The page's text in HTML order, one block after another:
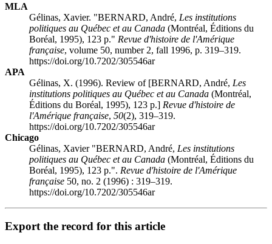
MLA
Gélinas, Xavier. "BERNARD, André, Les institutions
politiques au Québec et au Canada (Montréal, Éditions du
Boréal, 1995), 123 p." Revue d'histoire de l'Amérique
française, volume 50, number 2, fall 1996, p. 319–319.
https://doi.org/10.7202/305546ar
APA
Gélinas, X. (1996). Review of [BERNARD, André, Les
institutions politiques au Québec et au Canada (Montréal,
Éditions du Boréal, 1995), 123 p.] Revue d'histoire de
l'Amérique française, 50(2), 319–319.
https://doi.org/10.7202/305546ar
Chicago
Gélinas, Xavier "BERNARD, André, Les institutions
politiques au Québec et au Canada (Montréal, Éditions du
Boréal, 1995), 123 p.". Revue d'histoire de l'Amérique
française 50, no. 2 (1996) : 319–319.
https://doi.org/10.7202/305546ar
Export the record for this article